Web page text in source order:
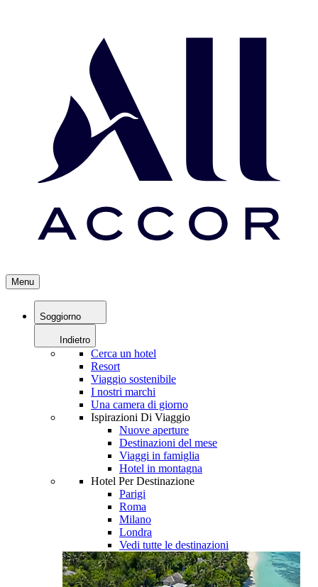
Menu
Soggiorno
Indietro
Cerca un hotel
Resort
Viaggio sostenibile
I nostri marchi
Una camera di giorno
Ispirazioni Di Viaggio
Nuove aperture
Destinazioni del mese
Viaggi in famiglia
Hotel in montagna
Hotel Per Destinazione
Parigi
Roma
Milano
Londra
Vedi tutte le destinazioni